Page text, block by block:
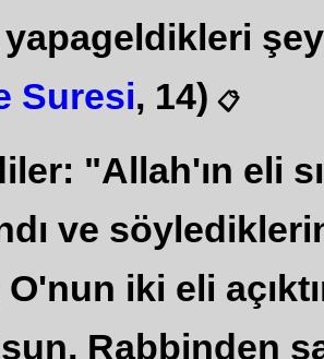
Suresi, 14) 📋
"Allah'ın eli
ve
O'nun iki eli
Rabbinden